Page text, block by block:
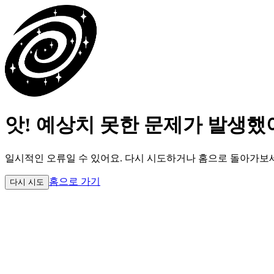
앗! 예상치 못한 문제가 발생했
일시적인 오류일 수 있어요. 다시 시도하거나 홈으로 돌아가보
다시 시도 홈으로 가기